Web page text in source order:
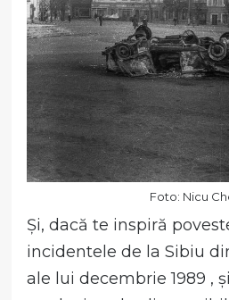
Foto: Nicu
Și, dacă te inspiră
incidentele de la Sibiu
ale lui decembrie 1989 ,